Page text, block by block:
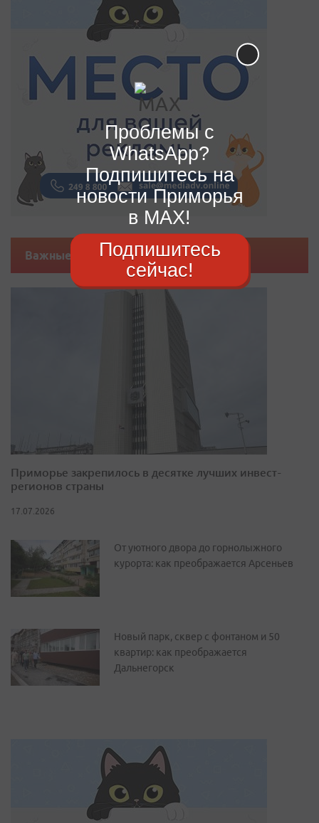
Важные новости
Приморье закрепилось в десятке лучших инвест-
регионов страны
17.07.2026
От уютного двора до горнолыжного
курорта: как преображается Арсеньев
Новый парк, сквер с фонтаном и 50
квартир: как преображается
Дальнегорск
Проблемы с
WhatsApp?
Подпишитесь на
новости Приморья
в MAX!
Подпишитесь
сейчас!